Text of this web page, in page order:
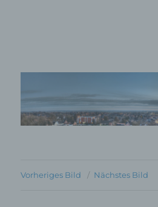
MP Mario Porten
Training Coaching
Vorheriges Bild Nächstes Bild